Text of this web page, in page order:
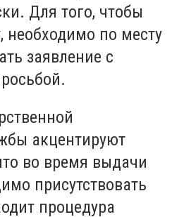
Для того, чтобы
необходимо по месту
заявление с
акцентируют
во время выдачи
присутствовать
процедура